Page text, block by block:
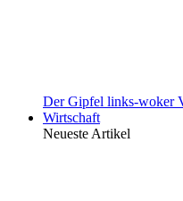
Der Gipfel links-woker
Wirtschaft
Neueste Artikel